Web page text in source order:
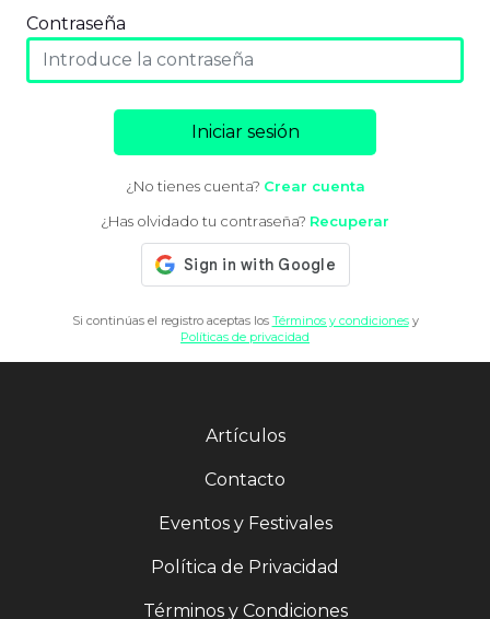
Contraseña
Iniciar sesión
¿No tienes cuenta? Crear cuenta
¿Has olvidado tu contraseña? Recuperar
Si continúas el registro aceptas los Términos y condicionesy
Políticas de privacidad
Artículos
Contacto
Eventos y Festivales
Política de Privacidad
Términos y Condiciones